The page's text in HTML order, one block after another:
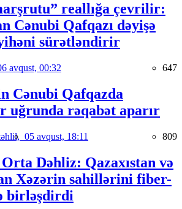
reallığa çevrilir:
Cənubi Qafqazı dəyişə
sürətləndirir
avqust, 00:32 647
Cənubi Qafqazda
uğrunda rəqabət aparır
05 avqust, 18:11 809
Dəhliz: Qazaxıstan və
Xəzərin sahillərini fiber-
birləşdirdi